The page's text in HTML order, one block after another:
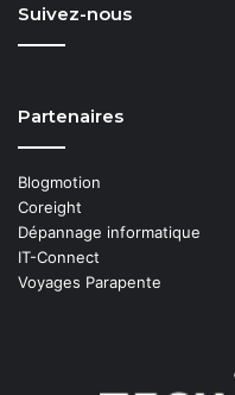
Suivez-nous
Partenaires
Blogmotion
Coreight
Dépannage informatique
IT-Connect
Voyages Parapente